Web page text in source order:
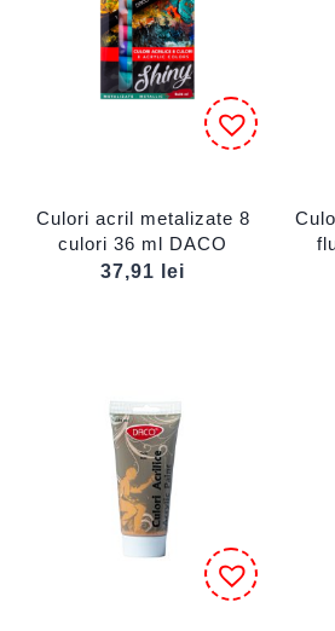
Culori acril metalizate 8
culori 36 ml DACO
37,91
lei